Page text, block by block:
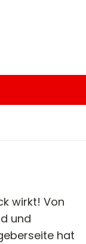
wirkt! Von
und
hat